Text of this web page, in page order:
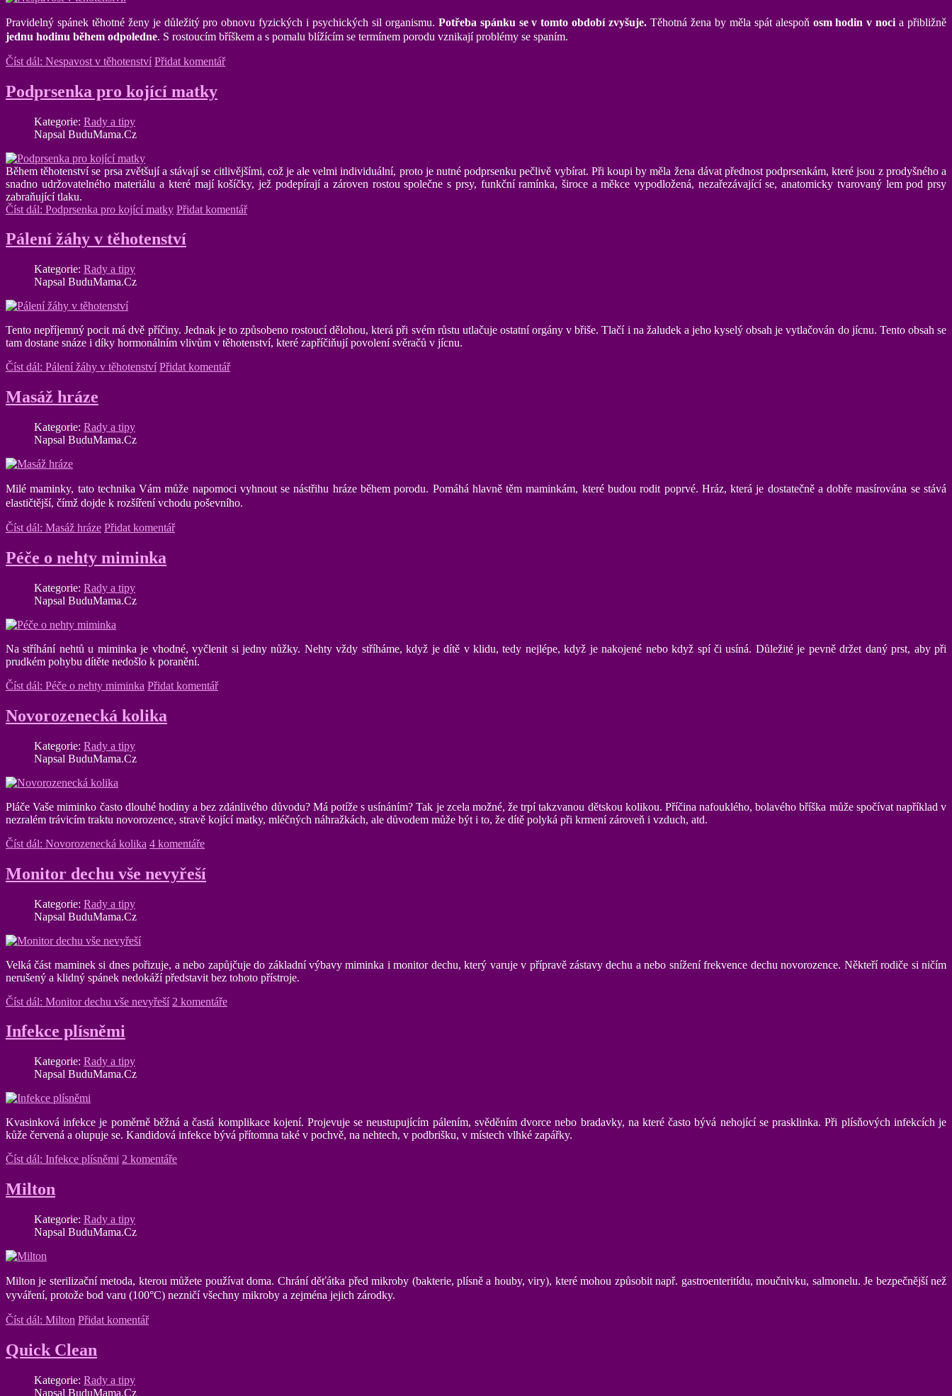
Pravidelný spánek těhotné ženy je důležitý pro obnovu fyzických i psychických sil organismu. Potřeba spánku se v tomto období zvyšuje. Těhotná žena by měla spát alespoň osm hodin v noci a přibližně
jednu hodinu během odpoledne. S rostoucím bříškem a s pomalu blížícím se termínem porodu vznikají problémy se spaním.
Číst dál: Nespavost v těhotenství Přidat komentář
Podprsenka pro kojící matky
Kategorie: Rady a tipy
Napsal BuduMama.Cz
Během těhotenství se prsa zvětšují a stávají se citlivějšími, což je ale velmi individuální, proto je nutné podprsenku pečlivě vybírat. Při koupi by měla žena dávat přednost podprsenkám, které jsou z prodyšného a
snadno udržovatelného materiálu a které mají košíčky, jež podepírají a zároven rostou společne s prsy, funkční ramínka, široce a měkce vypodložená, nezařezávající se, anatomicky tvarovaný lem pod prsy
zabraňující tlaku.
Číst dál: Podprsenka pro kojící matky Přidat komentář
Pálení žáhy v těhotenství
Kategorie: Rady a tipy
Napsal BuduMama.Cz
Tento nepříjemný pocit má dvě příčiny. Jednak je to způsobeno rostoucí dělohou, která při svém růstu utlačuje ostatní orgány v břiše. Tlačí i na žaludek a jeho kyselý obsah je vytlačován do jícnu. Tento obsah se
tam dostane snáze i díky hormonálním vlivům v těhotenství, které zapříčiňují povolení svěračů v jícnu.
Číst dál: Pálení žáhy v těhotenství Přidat komentář
Masáž hráze
Kategorie: Rady a tipy
Napsal BuduMama.Cz
Milé maminky, tato technika Vám může napomoci vyhnout se nástřihu hráze během porodu. Pomáhá hlavně těm maminkám, které budou rodit poprvé. Hráz, která je dostatečně a dobře masírována se stává
elastičtější, čímž dojde k rozšíření vchodu poševního.
Číst dál: Masáž hráze Přidat komentář
Péče o nehty miminka
Kategorie: Rady a tipy
Napsal BuduMama.Cz
Na stříhání nehtů u miminka je vhodné, vyčlenit si jedny nůžky. Nehty vždy stříháme, když je dítě v klidu, tedy nejlépe, když je nakojené nebo když spí či usíná. Důležité je pevně držet daný prst, aby při
prudkém pohybu dítěte nedošlo k poranění.
Číst dál: Péče o nehty miminka Přidat komentář
Novorozenecká kolika
Kategorie: Rady a tipy
Napsal BuduMama.Cz
Pláče Vaše miminko často dlouhé hodiny a bez zdánlivého důvodu? Má potíže s usínáním? Tak je zcela možné, že trpí takzvanou dětskou kolikou. Příčina nafouklého, bolavého bříška může spočívat například v
nezralém trávicím traktu novorozence, stravě kojící matky, mléčných náhražkách, ale důvodem může být i to, že dítě polyká při krmení zároveň i vzduch, atd.
Číst dál: Novorozenecká kolika 4 komentáře
Monitor dechu vše nevyřeší
Kategorie: Rady a tipy
Napsal BuduMama.Cz
Velká část maminek si dnes pořizuje, a nebo zapůjčuje do základní výbavy miminka i monitor dechu, který varuje v přípravě zástavy dechu a nebo snížení frekvence dechu novorozence. Někteří rodiče si ničím
nerušený a klidný spánek nedokáží představit bez tohoto přístroje.
Číst dál: Monitor dechu vše nevyřeší 2 komentáře
Infekce plísněmi
Kategorie: Rady a tipy
Napsal BuduMama.Cz
Kvasinková infekce je poměrně běžná a častá komplikace kojení. Projevuje se neustupujícím pálením, svěděním dvorce nebo bradavky, na které často bývá nehojící se prasklinka. Při plísňových infekcích je
kůže červená a olupuje se. Kandidová infekce bývá přítomna také v pochvě, na nehtech, v podbrišku, v místech vlhké zapářky.
Číst dál: Infekce plísněmi 2 komentáře
Milton
Kategorie: Rady a tipy
Napsal BuduMama.Cz
Milton je sterilizační metoda, kterou můžete používat doma. Chrání děťátka před mikroby (bakterie, plísně a houby, viry), které mohou způsobit např. gastroenteritídu, moučnivku, salmonelu. Je bezpečnější než
vyváření, protože bod varu (100°C) nezničí všechny mikroby a zejména jejich zárodky.
Číst dál: Milton Přidat komentář
Quick Clean
Kategorie: Rady a tipy
Napsal BuduMama.Cz